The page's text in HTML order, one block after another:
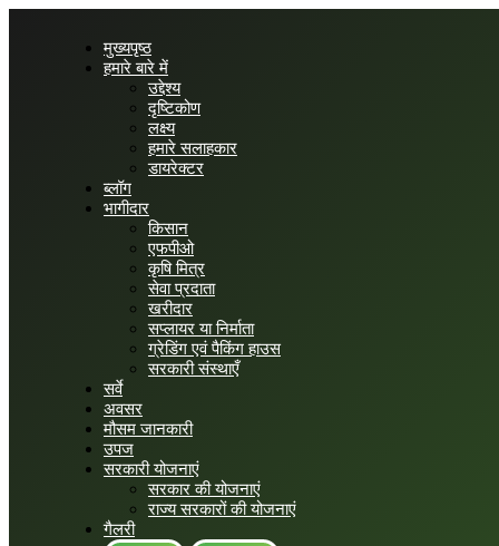
मुख्यपृष्ठ
हमारे बारे में
उद्देश्य
दृष्टिकोण
लक्ष्य
हमारे सलाहकार
डायरेक्टर
ब्लॉग
भागीदार
किसान
एफपीओ
कृषि मित्र
सेवा प्रदाता
खरीदार
सप्लायर या निर्माता
ग्रेडिंग एवं पैकिंग हाउस
सरकारी संस्थाएँ
सर्वे
अवसर
मौसम जानकारी
उपज
सरकारी योजनाएं
सरकार की योजनाएं
राज्य सरकारों की योजनाएं
गैलरी